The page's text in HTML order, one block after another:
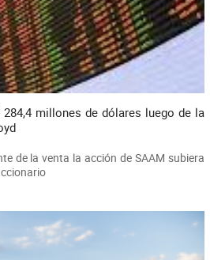
millones de dólares luego de la
de la venta la acción de SAAM subiera